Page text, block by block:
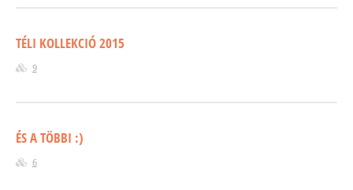
TÉLI KOLLEKCIÓ 2015
9
ÉS A TÖBBI :)
6